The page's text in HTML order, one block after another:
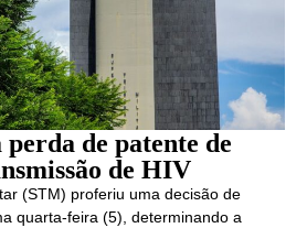
de patente de
de HIV
(STM) proferiu uma decisão de
quarta-feira (5), determinando a